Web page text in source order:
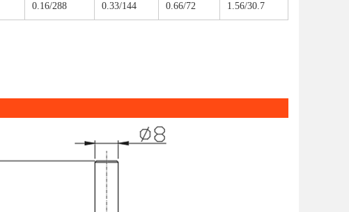
0.16/288 0.33/144 0.66/72 1.56/30.7